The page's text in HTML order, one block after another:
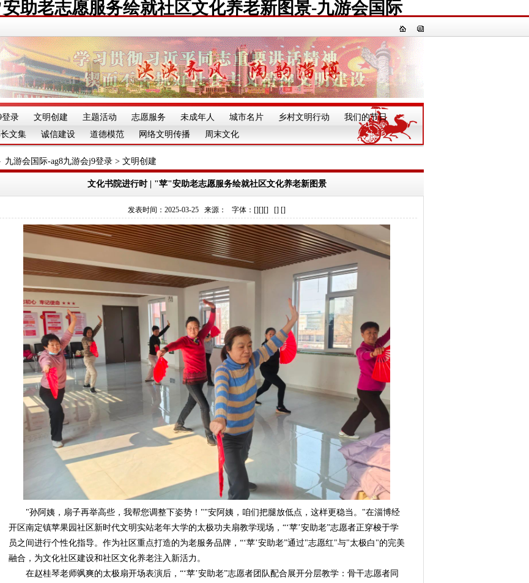
助老志愿服务绘就社区文化养老新图景-九游会国际
登录 文明创建 主题活动 志愿服务 未成年人 城市名片 乡村文明行动 我们的节日 一
文集 诚信建设 道德模范 网络文明传播 周末文化
九游会国际-ag8九游会j9登录 > 文明创建
文化书院进行时 | "苹"安助老志愿服务绘就社区文化养老新图景
发表时间：2025-03-25 来源： 字体：[][][] [] []
"孙阿姨，扇子再举高些，我帮您调整下姿势！""安阿姨，咱们把腿放低点，这样更稳当。"在淄博经
开区南定镇苹果园社区新时代文明实站老年大学的太极功夫扇教学现场，“‘苹’安助老”志愿者正穿梭于学
员之间进行个性化指导。作为社区重点打造的为老服务品牌，“‘苹’安助老”通过"志愿红"与"太极白"的完美
融合，为文化社区建设和社区文化养老注入新活力。
在赵桂琴老师飒爽的太极扇开场表演后，“‘苹’安助老”志愿者团队配合展开分层教学：骨干志愿者同